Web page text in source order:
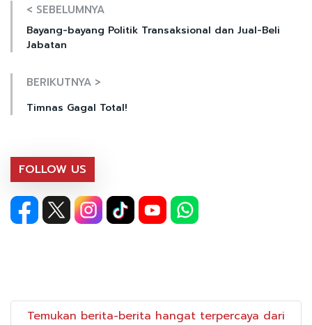
< SEBELUMNYA
Bayang-bayang Politik Transaksional dan Jual-Beli
Jabatan
BERIKUTNYA >
Timnas Gagal Total!
FOLLOW US
Temukan berita-berita hangat terpercaya dari